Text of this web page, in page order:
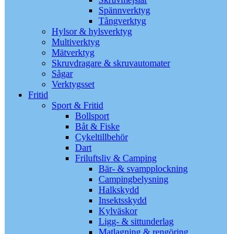
Spännverktyg
Tångverktyg
Hylsor & hylsverktyg
Multiverktyg
Mätverktyg
Skruvdragare & skruvautomater
Sågar
Verktygsset
Fritid
Sport & Fritid
Bollsport
Båt & Fiske
Cykeltillbehör
Dart
Friluftsliv & Camping
Bär- & svampplockning
Campingbelysning
Halkskydd
Insektsskydd
Kylväskor
Ligg- & sittunderlag
Matlagning & rengöring